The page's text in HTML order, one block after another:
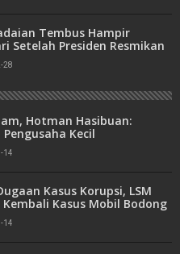
Tembus Hampir
Setelah Presiden Resmikan
28
Hotman Hasibuan:
Kecil
14
Kasus Korupsi, LSM
Kembali Kasus Mobil Bodong
14